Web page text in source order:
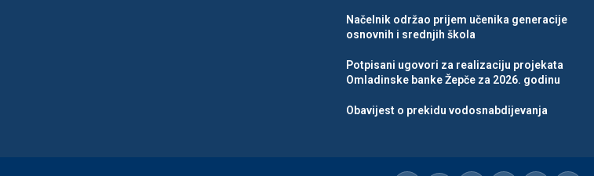
Načelnik održao prijem učenika generacije
osnovnih i srednjih škola
Potpisani ugovori za realizaciju projekata
Omladinske banke Žepče za 2026. godinu
Obavijest o prekidu vodosnabdijevanja